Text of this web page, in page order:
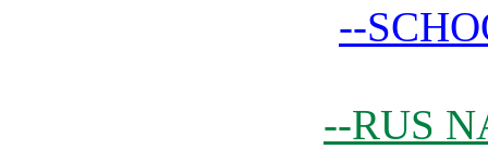
--
--RUS